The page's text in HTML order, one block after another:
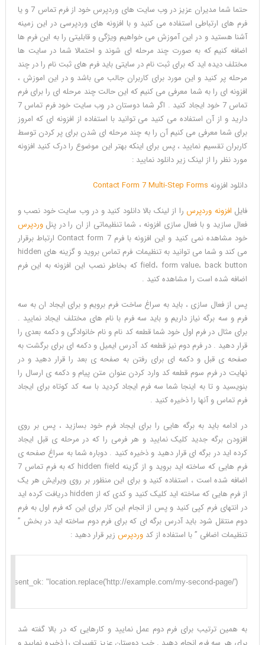
حتما شما مدیران عزیز در وب سایت های وردپرس خود از فرم تماس 7 و یا
فرم های ارتباطی استفاده می کنید و با افزونه های وردپرسی در این زمینه
آشنا هستید و در این آموزش می خواهیم ویژگی و قابلیتی را به این فرم ها
اضافه کنیم که به صورت چند مرحله ای شوند و احتمالا شما در سایت ها
مختلف دیده اید که برای ثبت نام در سایتی باید فرم های ثبت نام را در چند
مرحله پر کنید و این مورد برای کاربران جالب می باشد و در این اموزش ،
افزونه ای را به شما معرفی می کنیم که این حالت چند مرحله ای را برای فرم
تماس 7 خود ایجاد کنید . اگر شما دوستان در وب سایت خود فرم تماس 7
دارید و از آن استفاده می کنید می توانید با استفاده از افزونه ای که امروز
برای شما معرفی می کنیم آن را به چند مرحله ای شدن برای پر کردن توسط
کاربران تقسیم نمایید ، پس برای اینکه بهتر این موضوع را درک کنید افزونه
مورد نظر را از لینک زیر دانلود نمایید :
دانلود افزونه Contact Form 7 Multi-Step Forms
فایل افزونه وردپرسرا از لینک بالا دانلود کنید و در وب سایت خود نصب و
فعال سازید و با فعال سازی افزونه ، شما تنظیماتی از ان را در پنلوردپرس
خود مشاهده نمی کنید و این افزونه با فرم Contact form 7 ارتباط برقرار
می کند و شما می توانید به تنظیمات فرم تماس بروید و گزینه های hidden
field، form value، back button که بخاطر نصب این افزونه به این فرم
اضافه شده است را مشاهده کنید .
پس از فعال سازی ، باید به سراغ ساخت فرم برویم و برای ایجاد ان به سه
فرم و سه برگه نیاز داریم و باید سه فرم با نام های مختلف ایجاد نمایید .
برای مثال در فرم اول خود شما قطعه کد نام و نام خانوادگی و دکمه بعدی را
قرار دهید . در فرم دوم نیز قطعه کد آدرس ایمیل و دکمه ای برای برگشت به
صفحه ی قبل و دکمه ای برای رفتن به صفحه ی بعد را قرار دهید و در
نهایت در فرم سوم قطعه کد وارد کردن عنوان متن پیام و دکمه ی ارسال را
بنویسید و تا به اینجا شما سه فرم ایجاد کردید با سه کد کوتاه برای ایجاد
فرم تماس و آنها را ذخیره کنید .
در ادامه باید به برگه هایی را برای ایجاد فرم خود بسازید ، پس بر روی
افزودن برگه جدید کلیک نمایید و هر فرمی را که در مرحله ی قبل ایجاد
کرده اید در برگه ای قرار دهید و ذخیره کنید . دوباره شما به سراغ صفحه ی
فرم هایی که ساخته اید بروید و از گزینه hidden field که به فرم تماس 7
اضافه شده است ، استفاده کنید و برای این منظور بر روی ویرایش هر یک
از فرم هایی که ساخته اید کلیک کنید و کدی که از hidden دریافت کرده اید
در انتهای فرم کپی کنید و پس از انجام این کار برای این که فرم اول به فرم
دوم منتقل شود باید آدرس برگه ای که برای فرم دوم ساخته اید در بخش ”
تنظیمات اضافی ” با استفاده از کد وردپرسزیر قرار دهید :
به همین ترتیب برای فرم دوم عمل نمایید و کارهایی که در بالا گفته شد